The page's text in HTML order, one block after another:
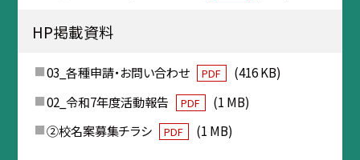
HP掲載資料
03_各種申請・お問い合わせ PDF
(416 KB)
02_令和7年度活動報告
PDF
(1 MB)
②校名案募集チラシ
PDF (1 MB)